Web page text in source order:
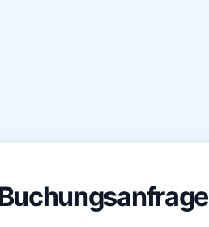
Buchungsanfrage